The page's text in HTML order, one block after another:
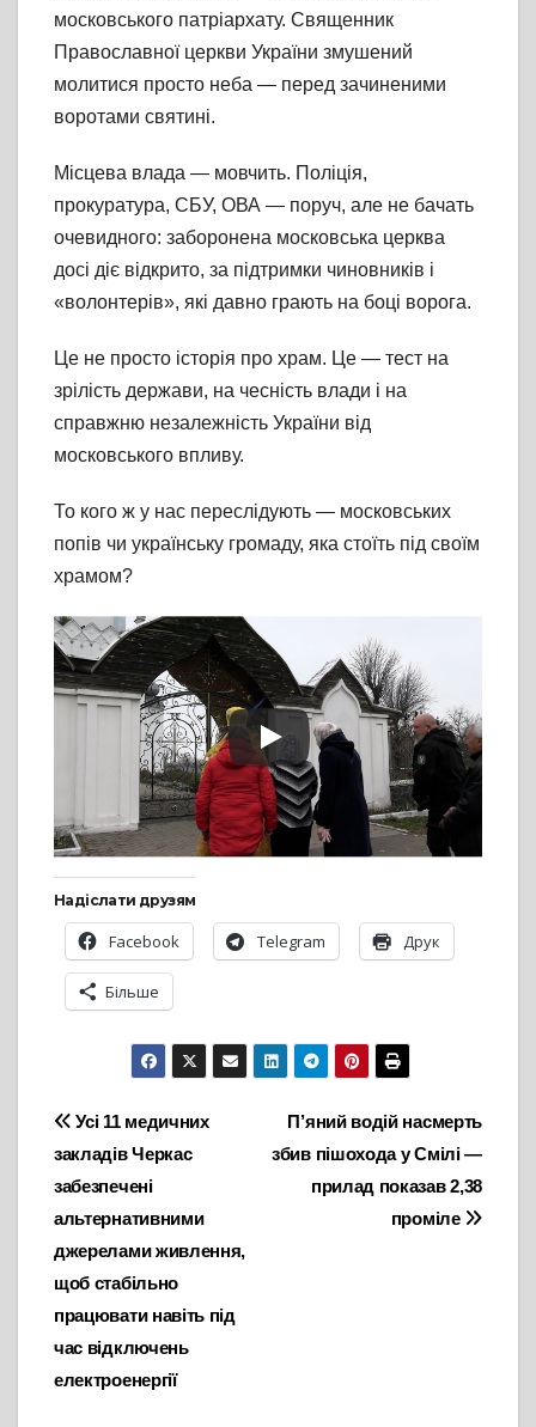
московського патріархату. Священник
Православної церкви України змушений
молитися просто неба — перед зачиненими
воротами святині.
Місцева влада — мовчить. Поліція,
прокуратура, СБУ, ОВА — поруч, але не бачать
очевидного: заборонена московська церква
досі діє відкрито, за підтримки чиновників і
«волонтерів», які давно грають на боці ворога.
Це не просто історія про храм. Це — тест на
зрілість держави, на чесність влади і на
справжню незалежність України від
московського впливу.
То кого ж у нас переслідують — московських
попів чи українську громаду, яка стоїть під своїм
храмом?
Надіслати друзям
Facebook Telegram Друк
Більше
Навігація
записів
П’яний водій насмерть
збив пішохода у Смілі —
прилад показав 2,38
проміле
Усі 11 медичних
закладів Черкас
забезпечені
альтернативними
джерелами живлення,
щоб стабільно
працювати навіть під
час відключень
електроенергії